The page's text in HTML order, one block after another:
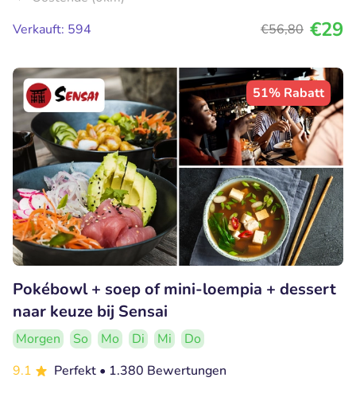
Verkauft: 594
€56,80 €29
51% Rabatt
Pokébowl + soep of mini-loempia + dessert
naar keuze bij Sensai
Morgen So Mo Di Mi
Do
9.1
Perfekt • 1.380 Bewertungen